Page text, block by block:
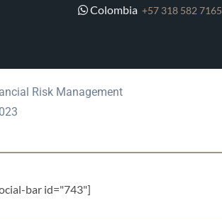
Colombia+57 318 582 7165
Risk Management
bar id="743"]